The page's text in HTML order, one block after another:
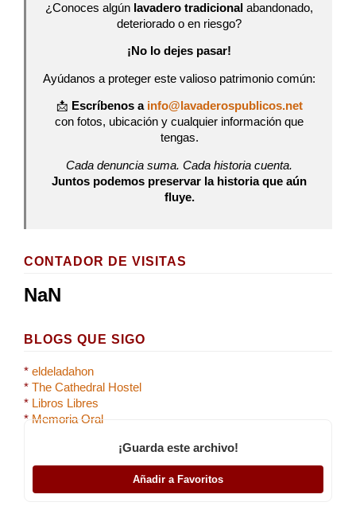
¿Conoces algún lavadero tradicional abandonado,
deteriorado o en riesgo?
¡No lo dejes pasar!
Ayúdanos a proteger este valioso patrimonio común:
📩 Escríbenos a info@lavaderospublicos.net
con fotos, ubicación y cualquier información que
tengas.
Cada denuncia suma. Cada historia cuenta.
Juntos podemos preservar la historia que aún
fluye.
CONTADOR DE VISITAS
NaN
BLOGS QUE SIGO
* eldeladahon
* The Cathedral Hostel
* Libros Libres
* Memoria Oral
¡Guarda este archivo!
Añadir a Favoritos